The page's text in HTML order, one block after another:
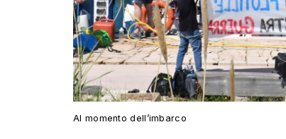
Al momento dell’imbarco